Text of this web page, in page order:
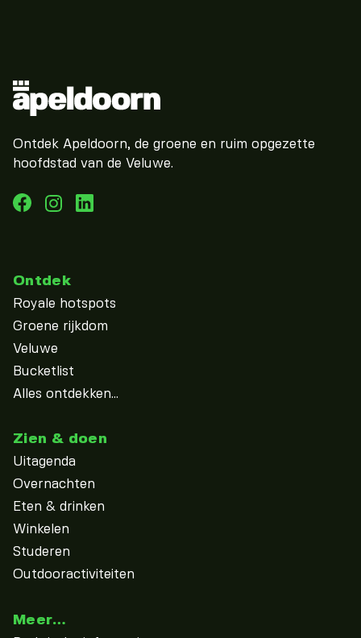
Ontdek Apeldoorn, de groene en ruim opgezette
hoofdstad van de Veluwe.
Ontdek
Royale hotspots
Groene rijkdom
Veluwe
Bucketlist
Alles ontdekken...
Zien & doen
Uitagenda
Overnachten
Eten & drinken
Winkelen
Studeren
Outdooractiviteiten
Meer…